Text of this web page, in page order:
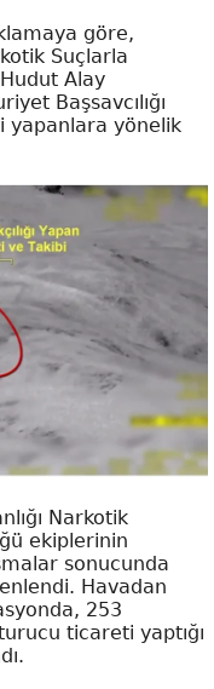
göre,
Suçlarla
Alay
Başsavcılığı
yapanlara yönelik
Narkotik
ekiplerinin
sonucunda
Havadan
253
ticareti yaptığı